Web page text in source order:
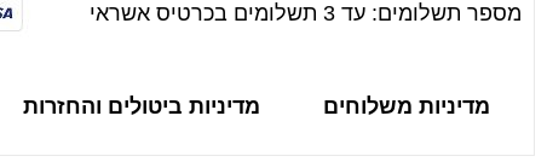
מספר תשלומים: עד 3 תשלומים בכרטיס אשראי
מדיניות משלוחים מדיניות ביטולים והחזרות